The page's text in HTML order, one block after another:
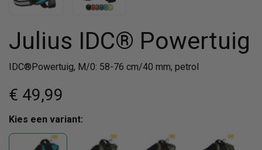
Julius IDC® Powertuig
IDC®Powertuig, M/0: 58-76 cm/40 mm, petrol
€ 49,99
Kies een variant: